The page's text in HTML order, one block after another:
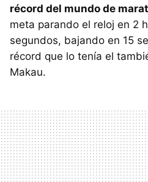
récord del mundo de
meta parando el reloj en 2
segundos, bajando en 15
récord que lo tenía el
Makau.